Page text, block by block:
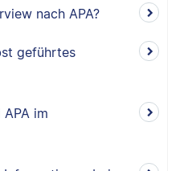
nach APA?
geführtes
im